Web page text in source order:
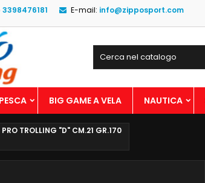
E-mail: info@zipposport.com
PESCA BIG GAME A VELA NAUTICA
PRO TROLLING "D" CM.21 GR.170